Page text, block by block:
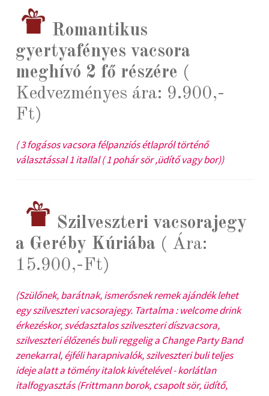
Romantikus
gyertyafényes vacsora
meghívó 2 fő részére (
Kedvezményes ára: 9.900,-
Ft)
( 3 fogásos vacsora félpanziós étlapról történő
választással 1 itallal ( 1 pohár sör ,üdítő vagy bor))
Szilveszteri vacsorajegy
a Geréby Kúriába ( Ára:
15.900,-Ft)
(Szülőnek, barátnak, ismerősnek remek ajándék lehet
egy szilveszteri vacsorajegy. Tartalma : welcome drink
érkezéskor, svédasztalos szilveszteri díszvacsora,
szilveszteri élőzenés buli reggelig a Change Party Band
zenekarral, éjféli harapnivalók, szilveszteri buli teljes
ideje alatt a tömény italok kivételével - korlátlan
italfogyasztás (Frittmann borok, csapolt sör, üdítő,